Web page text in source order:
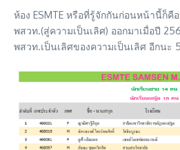
ห้อง ESMTE หรือที่รู้จักกันก่อนหน้านี้ก็คื
พสวท.(สู่ความเป็นเลิศ) ออกมาเมื่อปี
พสวท.เป็นเลิศของความเป็นเลิศ อีกนะ